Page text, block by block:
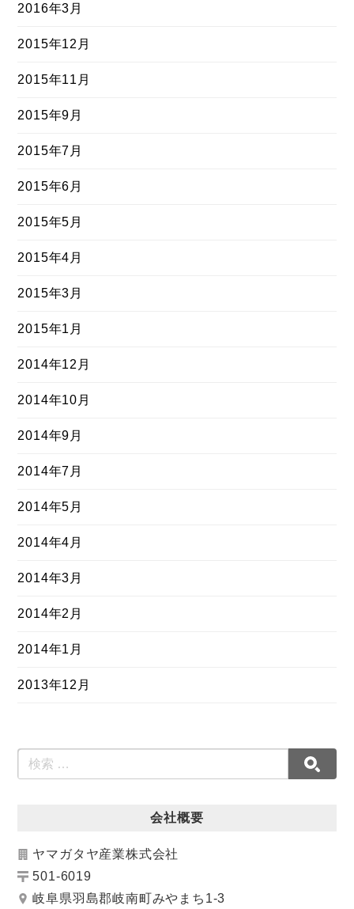
2016年3月
2015年12月
2015年11月
2015年9月
2015年7月
2015年6月
2015年5月
2015年4月
2015年3月
2015年1月
2014年12月
2014年10月
2014年9月
2014年7月
2014年5月
2014年4月
2014年3月
2014年2月
2014年1月
2013年12月
会社概要
ヤマガタヤ産業株式会社
501-6019
岐阜県羽島郡岐南町みやまち1-3